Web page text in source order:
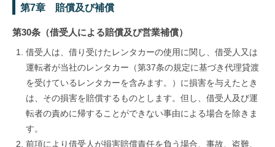
第7章 賠償及び補償
第30条（借受人による賠償及び営業補償）
借受人は、借り受けたレンタカーの使用に関し、借受人又は
運転者が当社のレンタカー（第37条の規定に基づき代理貸渡
を受けているレンタカーを含みます。）に損害を与えたとき
は、その損害を賠償するものとします。但し、借受人及び運
転者の責めに帰することができない事由による場合を除きま
す。
前項により借受人が損害賠償責任を負う場合、事故、盗難、